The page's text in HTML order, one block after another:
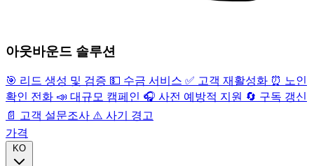
아웃바운드 솔루션
🎯 리드 생성 및 검증 💵 수금 서비스 ✅ 고객 재활성화 ⏰ 노인
확인 전화 📣 대규모 캠페인 🎧 사전 예방적 지원 🔄 구독 갱신
📄
고객 설문조사 ⚠️ 사기 경고
가격
KO